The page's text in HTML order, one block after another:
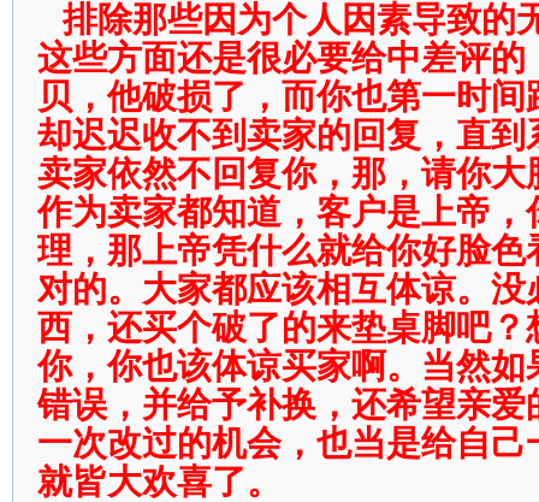
排除那些因为个人因素导致的
这些方面还是很必要给中差评的
贝，他破损了，而你也第一时
却迟迟收不到卖家的回复，直到
卖家依然不回复你，那，请你大
作为卖家都知道，客户是上帝，
理，那上帝凭什么就给你好脸色
对的。大家都应该相互体谅。没
西，还买个破了的来垫桌脚吧？
你，你也该体谅买家啊。当然如
错误，并给予补换，还希望亲爱
一次改过的机会，也当是给自
就皆大欢喜了。